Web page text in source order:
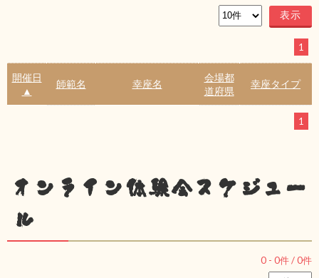
1
開催日
▲
師範名 幸座名
会場都
道府県
幸座タイプ
1
オンライン体験会スケジュー
ル
0 - 0件 /0件